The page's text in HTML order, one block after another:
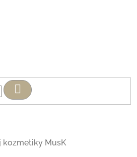
Hľadať
kozmetiky MusK